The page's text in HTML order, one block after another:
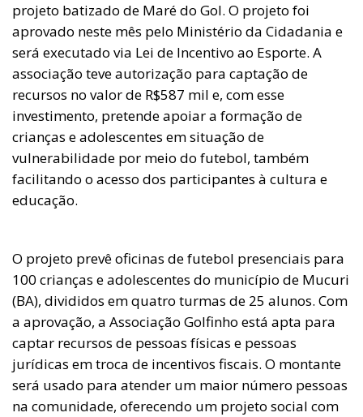
projeto batizado de Maré do Gol. O projeto foi
aprovado neste mês pelo Ministério da Cidadania e
será executado via Lei de Incentivo ao Esporte. A
associação teve autorização para captação de
recursos no valor de R$587 mil e, com esse
investimento, pretende apoiar a formação de
crianças e adolescentes em situação de
vulnerabilidade por meio do futebol, também
facilitando o acesso dos participantes à cultura e
educação.
O projeto prevê oficinas de futebol presenciais para
100 crianças e adolescentes do município de Mucuri
(BA), divididos em quatro turmas de 25 alunos. Com
a aprovação, a Associação Golfinho está apta para
captar recursos de pessoas físicas e pessoas
jurídicas em troca de incentivos fiscais. O montante
será usado para atender um maior número pessoas
na comunidade, oferecendo um projeto social com